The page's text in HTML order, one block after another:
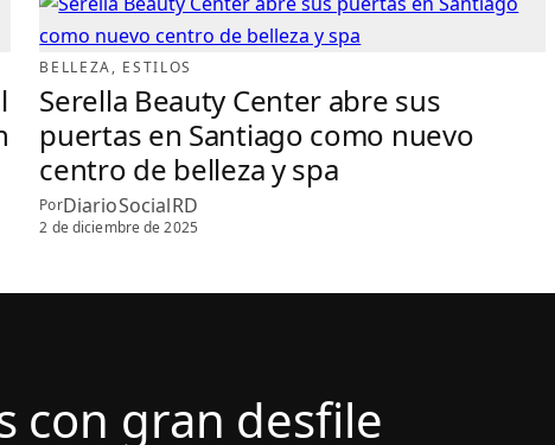
BELLEZA, ESTILOS
Serella Beauty Center abre sus
puertas en Santiago como nuevo
centro de belleza y spa
PorDiarioSocialRD
2 de diciembre de 2025
con gran desfile